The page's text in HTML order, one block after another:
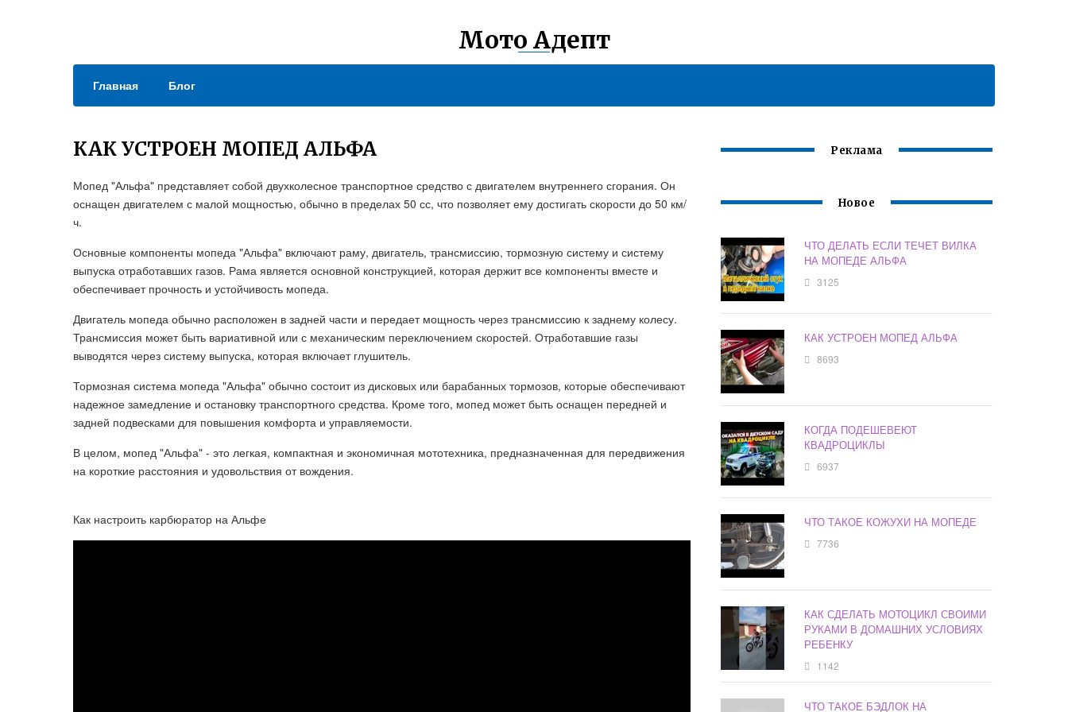
Мото Адепт
Главная Блог
КАК УСТРОЕН МОПЕД АЛЬФА
Мопед "Альфа" представляет собой двухколесное транспортное средство с двигателем внутреннего сгорания. Он
оснащен двигателем с малой мощностью, обычно в пределах 50 сс, что позволяет ему достигать скорости до 50 км/
ч.
Основные компоненты мопеда "Альфа" включают раму, двигатель, трансмиссию, тормозную систему и систему
выпуска отработавших газов. Рама является основной конструкцией, которая держит все компоненты вместе и
обеспечивает прочность и устойчивость мопеда.
Двигатель мопеда обычно расположен в задней части и передает мощность через трансмиссию к заднему колесу.
Трансмиссия может быть вариативной или с механическим переключением скоростей. Отработавшие газы
выводятся через систему выпуска, которая включает глушитель.
Тормозная система мопеда "Альфа" обычно состоит из дисковых или барабанных тормозов, которые обеспечивают
надежное замедление и остановку транспортного средства. Кроме того, мопед может быть оснащен передней и
задней подвесками для повышения комфорта и управляемости.
В целом, мопед "Альфа" - это легкая, компактная и экономичная мототехника, предназначенная для передвижения
на короткие расстояния и удовольствия от вождения.
Как настроить карбюратор на Альфе
Реклама
Новое
ЧТО ДЕЛАТЬ ЕСЛИ ТЕЧЕТ ВИЛКА
НА МОПЕДЕ АЛЬФА
3125
КАК УСТРОЕН МОПЕД АЛЬФА
8693
КОГДА ПОДЕШЕВЕЮТ
КВАДРОЦИКЛЫ
6937
ЧТО ТАКОЕ КОЖУХИ НА МОПЕДЕ
7736
КАК СДЕЛАТЬ МОТОЦИКЛ СВОИМИ
РУКАМИ В ДОМАШНИХ УСЛОВИЯХ
РЕБЕНКУ
1142
ЧТО ТАКОЕ БЭДЛОК НА